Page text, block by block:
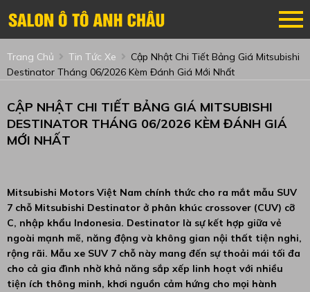
Trang Chủ Tin Tức Xe
Cập Nhật Chi Tiết Bảng Giá Mitsubishi
Destinator Tháng 06/2026 Kèm Đánh Giá Mới Nhất
CẬP NHẬT CHI TIẾT BẢNG GIÁ MITSUBISHI
DESTINATOR THÁNG 06/2026 KÈM ĐÁNH GIÁ
MỚI NHẤT
Mitsubishi Motors Việt Nam chính thức cho ra mắt mẫu SUV
7 chỗ Mitsubishi Destinator ở phân khúc crossover (CUV) cỡ
C, nhập khẩu Indonesia. Destinator là sự kết hợp giữa vẻ
ngoài mạnh mẽ, năng động và không gian nội thất tiện nghi,
rộng rãi. Mẫu xe SUV 7 chỗ này mang đến sự thoải mái tối đa
cho cả gia đình nhờ khả năng sắp xếp linh hoạt với nhiều
tiện ích thông minh, khơi nguồn cảm hứng cho mọi hành